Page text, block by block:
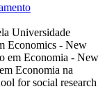
Universidade
Economics - New
em Economia - New
Economia na
for social research